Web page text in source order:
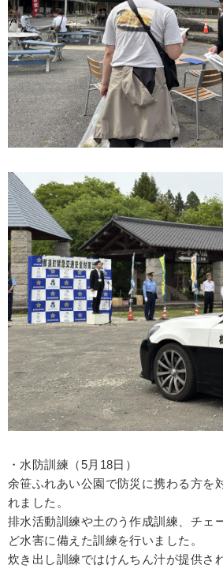
・水防訓練（5月18日）
余笹ふれあい公園で防災に携わる方を
れました。
排水活動訓練や土のう作成訓練、チェ
ど水害に備えた訓練を行いました。
炊き出し訓練ではけんちん汁が提供さ